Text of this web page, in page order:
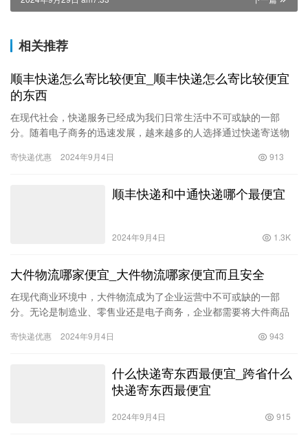
相关推荐
顺丰快递怎么寄比较便宜_顺丰快递怎么寄比较便宜
的东西
在现代社会，快递服务已经成为我们日常生活中不可或缺的一部
分。随着电子商务的迅速发展，越来越多的人选择通过快递寄送物
的配送服…
寄快递优惠 2024年9月4日 913
顺丰快递和中通快递哪个最便宜
2024年9月4日 1.3K
大件物流哪家便宜_大件物流哪家便宜而且安全
在现代商业环境中，大件物流成为了企业运营中不可或缺的一部
分。无论是制造业、零售业还是电子商务，企业都需要将大件商品
成为了一…
寄快递优惠 2024年9月4日 943
什么快递寄东西最便宜_跨省什么
快递寄东西最便宜
2024年9月4日 915